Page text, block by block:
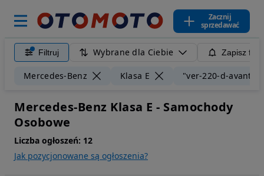
Zacznij
sprzedawać
Filtruj Wybrane dla Ciebie Zapisz
Mercedes-Benz Klasa E "ver-220-d-
Mercedes-Benz Klasa E - Samochody
Osobowe
Liczba ogłoszeń: 12
Jak pozycjonowane są ogłoszenia?